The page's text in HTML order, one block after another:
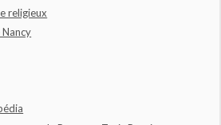
religieux